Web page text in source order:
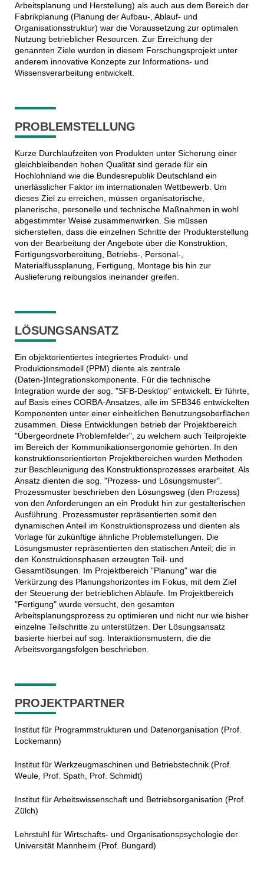
Arbeitsplanung und Herstellung) als auch aus dem Bereich der
Fabrikplanung (Planung der Aufbau-, Ablauf- und
Organisationsstruktur) war die Voraussetzung zur optimalen
Nutzung betrieblicher Resourcen. Zur Erreichung der
genannten Ziele wurden in diesem Forschungsprojekt unter
anderem innovative Konzepte zur Informations- und
Wissensverarbeitung entwickelt.
PROBLEMSTELLUNG
Kurze Durchlaufzeiten von Produkten unter Sicherung einer
gleichbleibenden hohen Qualität sind gerade für ein
Hochlohnland wie die Bundesrepublik Deutschland ein
unerlässlicher Faktor im internationalen Wettbewerb. Um
dieses Ziel zu erreichen, müssen organisatorische,
planerische, personelle und technische Maßnahmen in wohl
abgestimmter Weise zusammenwirken. Sie müssen
sicherstellen, dass die einzelnen Schritte der Produkterstellung
von der Bearbeitung der Angebote über die Konstruktion,
Fertigungsvorbereitung, Betriebs-, Personal-,
Materialflussplanung, Fertigung, Montage bis hin zur
Auslieferung reibungslos ineinander greifen.
LÖSUNGSANSATZ
Ein objektorientiertes integriertes Produkt- und
Produktionsmodell (PPM) diente als zentrale
(Daten-)Integrationskomponente. Für die technische
Integration wurde der sog. "SFB-Desktop" entwickelt. Er führte,
auf Basis eines CORBA-Ansatzes, alle im SFB346 entwickelten
Komponenten unter einer einheitlichen Benutzungsoberflächen
zusammen. Diese Entwicklungen betrieb der Projektbereich
"Übergeordnete Problemfelder", zu welchem auch Teilprojekte
im Bereich der Kommunikationsergonomie gehörten. In den
konstruktionsorientierten Projektbereichen wurden Methoden
zur Beschleunigung des Konstruktionsprozesses erarbeitet. Als
Ansatz dienten die sog. "Prozess- und Lösungsmuster".
Prozessmuster beschrieben den Lösungsweg (den Prozess)
von den Anforderungen an ein Produkt hin zur gestalterischen
Ausführung. Prozessmuster repräsentierten somit den
dynamischen Anteil im Konstruktionsprozess und dienten als
Vorlage für zukünftige ähnliche Problemstellungen. Die
Lösungsmuster repräsentierten den statischen Anteil; die in
den Konstruktionsphasen erzeugten Teil- und
Gesamtlösungen. Im Projektbereich "Planung" war die
Verkürzung des Planungshorizontes im Fokus, mit dem Ziel
der Steuerung der betrieblichen Abläufe. Im Projektbereich
"Fertigung" wurde versucht, den gesamten
Arbeitsplanungsprozess zu optimieren und nicht nur wie bisher
einzelne Teilschritte zu unterstützen. Der Lösungsansatz
basierte hierbei auf sog. Interaktionsmustern, die die
Arbeitsvorgangsfolgen beschrieben.
PROJEKTPARTNER
Institut für Programmstrukturen und Datenorganisation (Prof.
Lockemann)
Institut für Werkzeugmaschinen und Betriebstechnik (Prof.
Weule, Prof. Spath, Prof. Schmidt)
Institut für Arbeitswissenschaft und Betriebsorganisation (Prof.
Zülch)
Lehrstuhl für Wirtschafts- und Organisationspsychologie der
Universität Mannheim (Prof. Bungard)